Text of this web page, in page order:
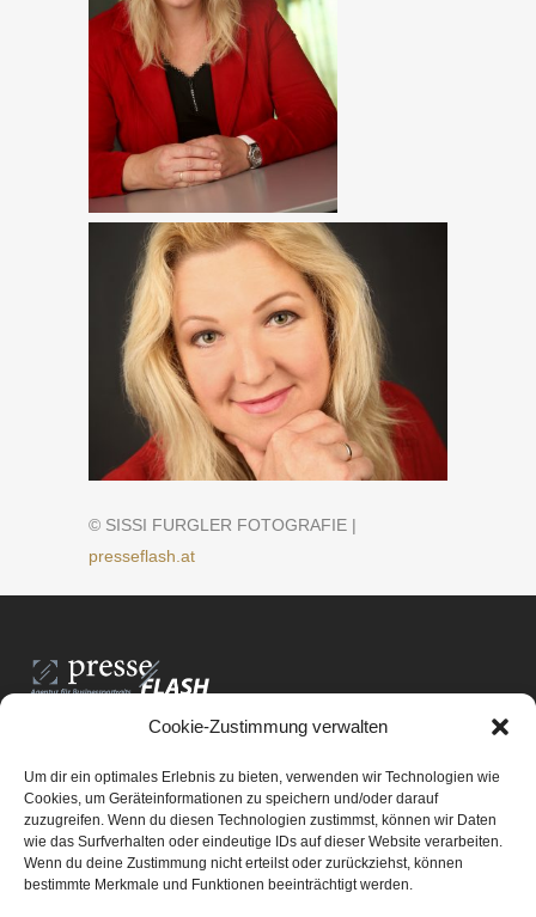
Cookie-Zustimmung verwalten
Um dir ein optimales Erlebnis zu bieten, verwenden wir Technologien wie
Cookies, um Geräteinformationen zu speichern und/oder darauf
zuzugreifen. Wenn du diesen Technologien zustimmst, können wir Daten
wie das Surfverhalten oder eindeutige IDs auf dieser Website verarbeiten.
Wenn du deine Zustimmung nicht erteilst oder zurückziehst, können
bestimmte Merkmale und Funktionen beeinträchtigt werden.
© SISSI FURGLER FOTOGRAFIE |
presseflash.at
PresseFlash e.U.
8061 St. Radegund bei Graz
E-Mail-Adresse:office@presseflash.at
UID-Nr. ATU 69512805